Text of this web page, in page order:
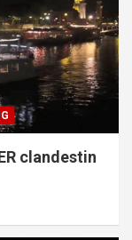
clandestin